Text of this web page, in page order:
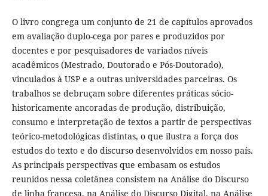
O livro congrega um conjunto de 21 de capítulos aprovados
em avaliação duplo-cega por pares e produzidos por
docentes e por pesquisadores de variados níveis
acadêmicos (Mestrado, Doutorado e Pós-Doutorado),
vinculados à USP e a outras universidades parceiras. Os
trabalhos se debruçam sobre diferentes práticas sócio-
historicamente ancoradas de produção, distribuição,
consumo e interpretação de textos a partir de perspectivas
teórico-metodológicas distintas, o que ilustra a força dos
estudos do texto e do discurso desenvolvidos em nosso país.
As principais perspectivas que embasam os estudos
reunidos nessa coletânea consistem na Análise do Discurso
de linha francesa, na Análise do Discurso Digital, na Análise